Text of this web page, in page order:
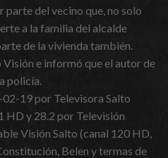
del vecino que, no solo
a la familia del alcalde
de la vivienda también.
e informó que el autor de
policía.
19 por Televisora Salto
HD y 28.2 por Televisión
Visión Salto (canal 120 HD,
Belen y termas de